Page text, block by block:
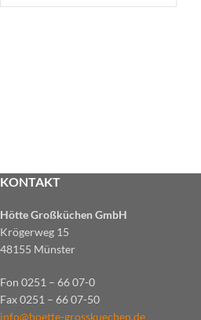
KONTAKT
Hötte Großküchen GmbH
Krögerweg 15
48155 Münster
Fon 0251 – 66 07-0
Fax 0251 – 66 07-50
info@hoette-grosskuechen.de